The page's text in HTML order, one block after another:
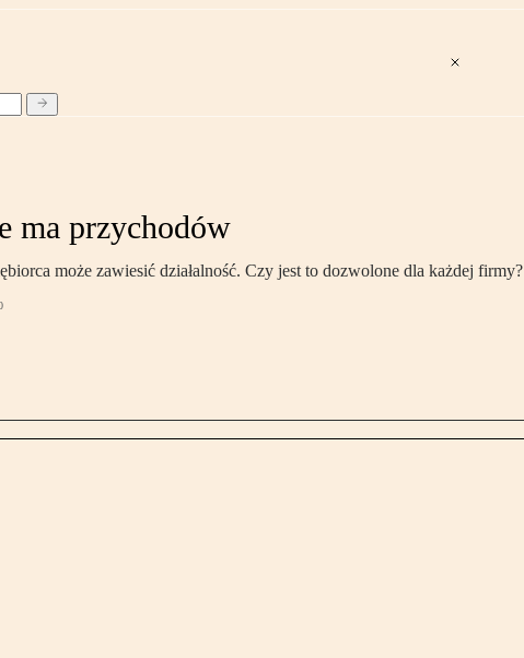
ma przychodów
może zawiesić działalność. Czy jest to dozwolone dla każdej firmy?